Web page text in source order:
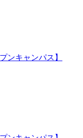
ンキャンパス】